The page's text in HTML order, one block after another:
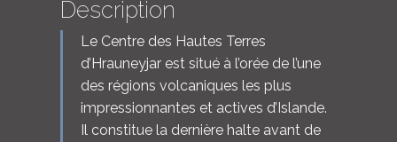
Description
Le Centre des Hautes Terres
d’Hrauneyjar est situé à l’orée de l’une
des régions volcaniques les plus
impressionnantes et actives d’Islande.
Il constitue la dernière halte avant de